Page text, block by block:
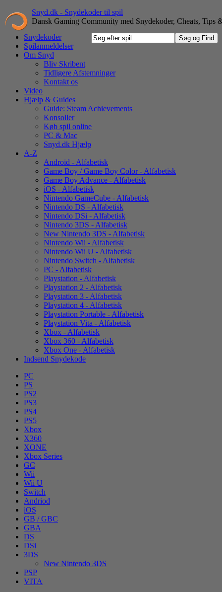
Snyd.dk - Snydekoder til spil
Dansk Gaming Community med Snydekoder, Cheats, Tips
Snydekoder
Spilanmeldelser
Om Snyd
Bliv Skribent
Tidligere Afstemninger
Kontakt os
Video
Hjælp & Guides
Guide: Steam Achievements
Konsoller
Køb spil online
PC & Mac
Snyd.dk Hjælp
A-Z
Android - Alfabetisk
Game Boy / Game Boy Color - Alfabetisk
Game Boy Advance - Alfabetisk
iOS - Alfabetisk
Nintendo GameCube - Alfabetisk
Nintendo DS - Alfabetisk
Nintendo DSi - Alfabetisk
Nintendo 3DS - Alfabetisk
New Nintendo 3DS - Alfabetisk
Nintendo Wii - Alfabetisk
Nintendo Wii U - Alfabetisk
Nintendo Switch - Alfabetisk
PC - Alfabetisk
Playstation - Alfabetisk
Playstation 2 - Alfabetisk
Playstation 3 - Alfabetisk
Playstation 4 - Alfabetisk
Playstation Portable - Alfabetisk
Playstation Vita - Alfabetisk
Xbox - Alfabetisk
Xbox 360 - Alfabetisk
Xbox One - Alfabetisk
Indsend Snydekode
PC
PS
PS2
PS3
PS4
PS5
Xbox
X360
XONE
Xbox Series
GC
Wii
Wii U
Switch
Andriod
iOS
GB / GBC
GBA
DS
DSi
3DS
New Nintendo 3DS
PSP
VITA